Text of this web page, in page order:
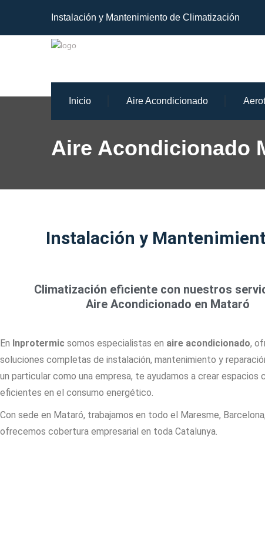
Instalación y Mantenimiento de Climatización
Inicio Aire Acondicionado
Aire Acondicionado
Instalación y
Climatización eficiente con nuestros
Aire Acondicionado en Mataró
En Inprotermic somos especialistas en aire acondicionado,
soluciones completas de instalación, mantenimiento y
un particular como una empresa, te ayudamos a crear espacios
eficientes en el consumo energético.
Con sede en Mataró, trabajamos en todo el Maresme,
ofrecemos cobertura empresarial en toda Catalunya.